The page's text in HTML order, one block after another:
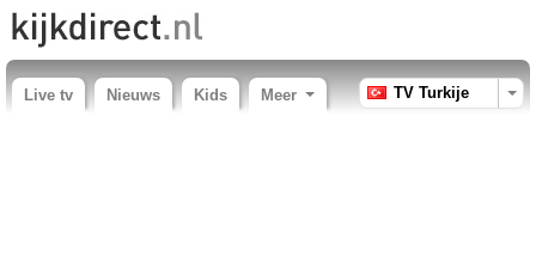
Live tv Nieuws Kids Meer TV Turkije